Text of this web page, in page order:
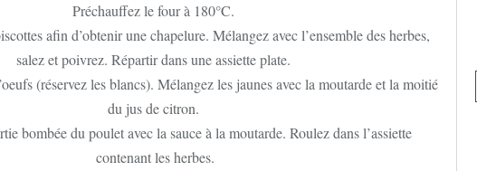
Préchauffez le four à 180°C.
afin d’obtenir une chapelure. Mélangez avec l’ensemble des herbes,
salez et poivrez. Répartir dans une assiette plate.
(réservez les blancs). Mélangez les jaunes avec la moutarde et la moitié
du jus de citron.
bombée du poulet avec la sauce à la moutarde. Roulez dans l’assiette
contenant les herbes.